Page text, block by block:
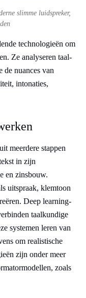
slimme luidspreker,
technologieën om
Ze analyseren taal-
de nuances van
intonaties,
meerdere stappen
in zijn
en zinsbouw.
uitspraak, klemtoon
Deep learning-
taalkundige
systemen leren van
om realistische
zijn onder meer
zoals